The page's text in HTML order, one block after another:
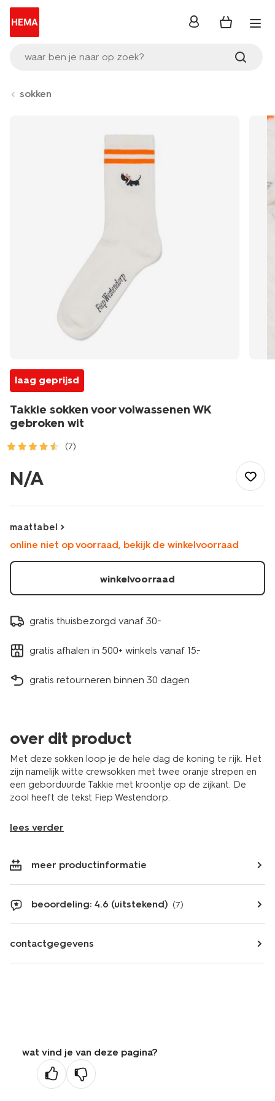
waar ben je naar op zoek?
inloggen
sokken
laag geprijsd
Takkie sokken voor volwassenen WK
gebroken wit
(7)
sokken-
voor-
wk-
gebroken-
4120580OFFWHITE.html
N/A
maattabel
online niet op voorraad, bekijk de winkelvoorraad
winkelvoorraad
gratis thuisbezorgd vanaf 30.-
gratis afhalen in 500+ winkels vanaf 15.-
gratis retourneren binnen 30 dagen
over dit product
Met deze sokken loop je de hele dag de koning te rijk. Het
zijn namelijk witte crewsokken met twee oranje strepen en
een geborduurde Takkie met kroontje op de zijkant. De
zool heeft de tekst Fiep Westendorp.
lees verder
meer productinformatie
beoordeling: 4.6 (uitstekend) (7)
contactgegevens
wat vind je van deze pagina?